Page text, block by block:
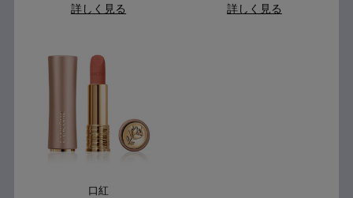
詳しく見る 詳しく見る
口紅